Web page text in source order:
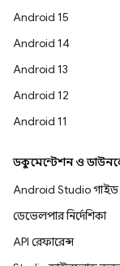
Android 15
Android 14
Android 13
Android 12
Android 11
ডকুমেন্টেশন ও
Android Studio গাইড
ডেভেলপার নির্দেশিকা
API রেফারেন্স